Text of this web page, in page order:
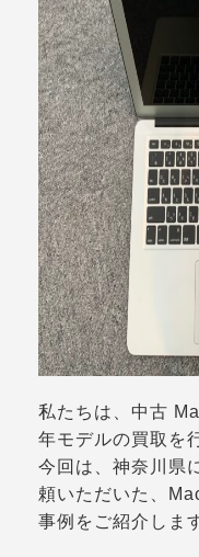
私たちは、中古
年モデルの買取を
今回は、神奈川県
頼いただいた、
事例をご紹介しま